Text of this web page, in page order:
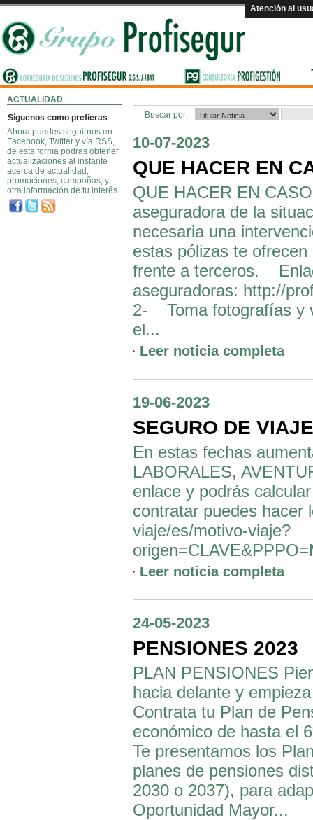
Atención al
ACTUALIDAD
Síguenos como prefieras
Ahora puedes seguirnos en
Facebook, Twitter y vía RSS,
de esta forma podras obtener
actualizaciones al instante
acerca de actualidad,
promociones, campañas, y
otra información de tu interés.
Buscar por:
10-07-2023
QUE HACER EN
QUE HACER EN
aseguradora de la
necesaria una
estas pólizas te
frente a terceros.
aseguradoras: http://
2- Toma fotografías y
el...
Leer noticia completa
19-06-2023
SEGURO DE
En estas fechas
LABORALES,
enlace y podrás
contratar puedes
viaje/es/motivo-viaje?
Leer noticia completa
24-05-2023
PENSIONES 2023
PLAN PENSIONES
hacia delante y
Contrata tu Plan de
económico de hasta el
Te presentamos los
planes de pensiones
2030 o 2037), para
Oportunidad Mayor...